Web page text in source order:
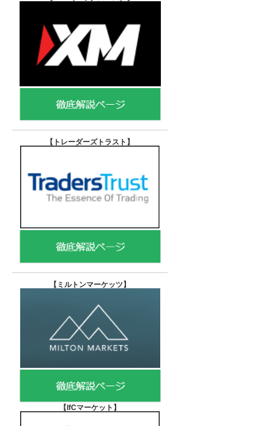
【トレーダーズトラスト 】
【 ミルトンマーケッツ】
【IfCマーケット 】